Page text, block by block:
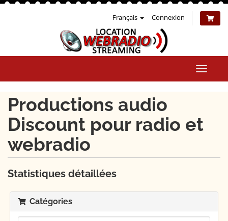
Français Connexion
la
Productions audio
Discount pour radio et
webradio
Statistiques détaillées
Catégories